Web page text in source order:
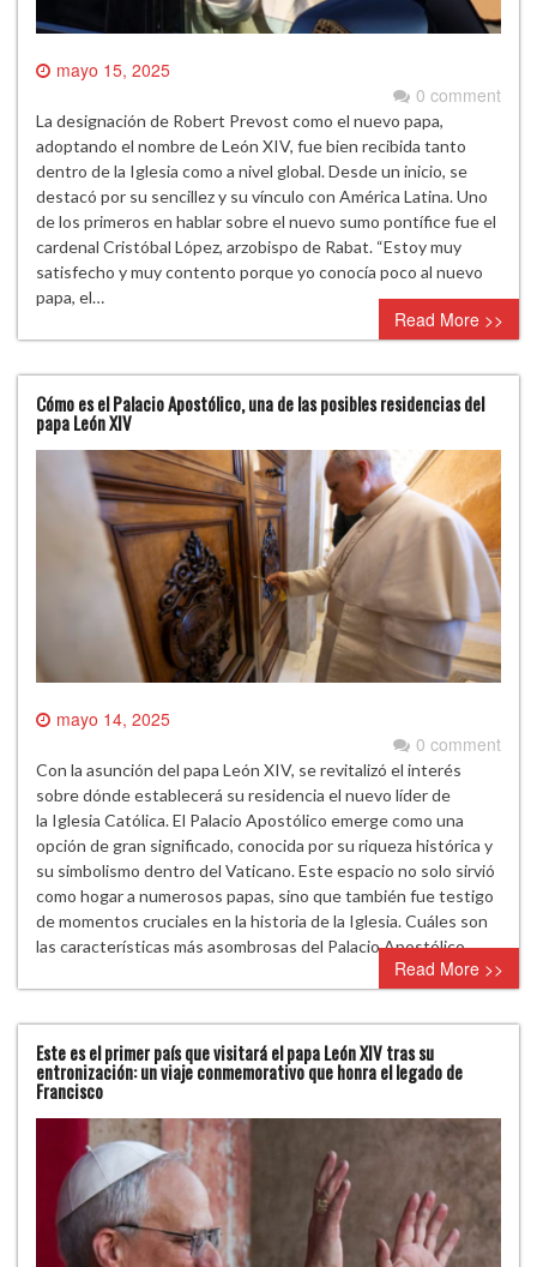
mayo 15, 2025
0 comment
La designación de Robert Prevost como el nuevo papa,
adoptando el nombre de León XIV, fue bien recibida tanto
dentro de la Iglesia como a nivel global. Desde un inicio, se
destacó por su sencillez y su vínculo con América Latina. Uno
de los primeros en hablar sobre el nuevo sumo pontífice fue el
cardenal Cristóbal López, arzobispo de Rabat. “Estoy muy
satisfecho y muy contento porque yo conocía poco al nuevo
papa, el…
Read More >>
Cómo es el Palacio Apostólico, una de las posibles residencias del
papa León XIV
mayo 14, 2025
0 comment
Con la asunción del papa León XIV, se revitalizó el interés
sobre dónde establecerá su residencia el nuevo líder de
la Iglesia Católica. El Palacio Apostólico emerge como una
opción de gran significado, conocida por su riqueza histórica y
su simbolismo dentro del Vaticano. Este espacio no solo sirvió
como hogar a numerosos papas, sino que también fue testigo
de momentos cruciales en la historia de la Iglesia. Cuáles son
las características más asombrosas del Palacio Apostólico…
Read More >>
Este es el primer país que visitará el papa León XIV tras su
entronización: un viaje conmemorativo que honra el legado de
Francisco